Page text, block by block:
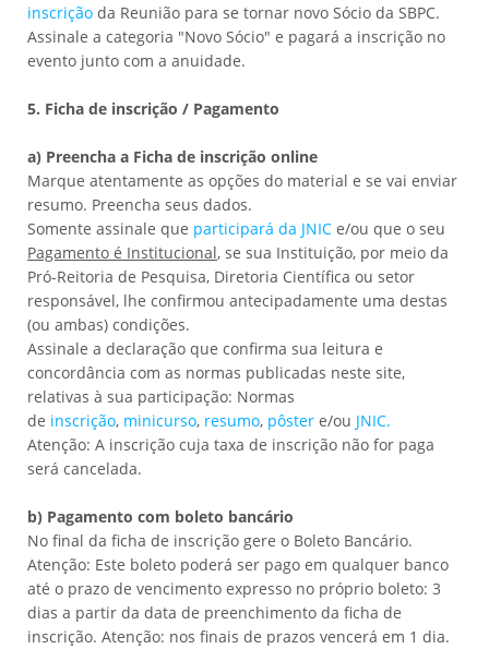
inscrição da Reunião para se tornar novo Sócio da SBPC.
Assinale a categoria "Novo Sócio" e pagará a inscrição no
evento junto com a anuidade.
5. Ficha de inscrição / Pagamento
a) Preencha a Ficha de inscrição online
Marque atentamente as opções do material e se vai enviar
resumo. Preencha seus dados.
Somente assinale que participará da JNIC e/ou que o seu
Pagamento é Institucional, se sua Instituição, por meio da
Pró-Reitoria de Pesquisa, Diretoria Científica ou setor
responsável, lhe confirmou antecipadamente uma destas
(ou ambas) condições.
Assinale a declaração que confirma sua leitura e
concordância com as normas publicadas neste site,
relativas à sua participação: Normas
de inscrição, minicurso, resumo, pôster e/ou JNIC.
Atenção: A inscrição cuja taxa de inscrição não for paga
será cancelada.
b) Pagamento com boleto bancário
No final da ficha de inscrição gere o Boleto Bancário.
Atenção: Este boleto poderá ser pago em qualquer banco
até o prazo de vencimento expresso no próprio boleto: 3
dias a partir da data de preenchimento da ficha de
inscrição. Atenção: nos finais de prazos vencerá em 1 dia.